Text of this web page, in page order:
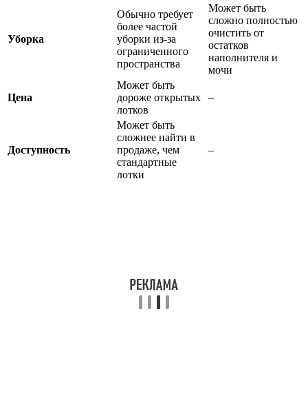
Уборка
Обычно требует
более частой
уборки из-за
ограниченного
пространства
Может быть
сложно полностью
очистить от
остатков
наполнителя и
мочи
Цена
Может быть
дороже открытых
лотков
–
Доступность
Может быть
сложнее найти в
продаже, чем
стандартные
лотки
–